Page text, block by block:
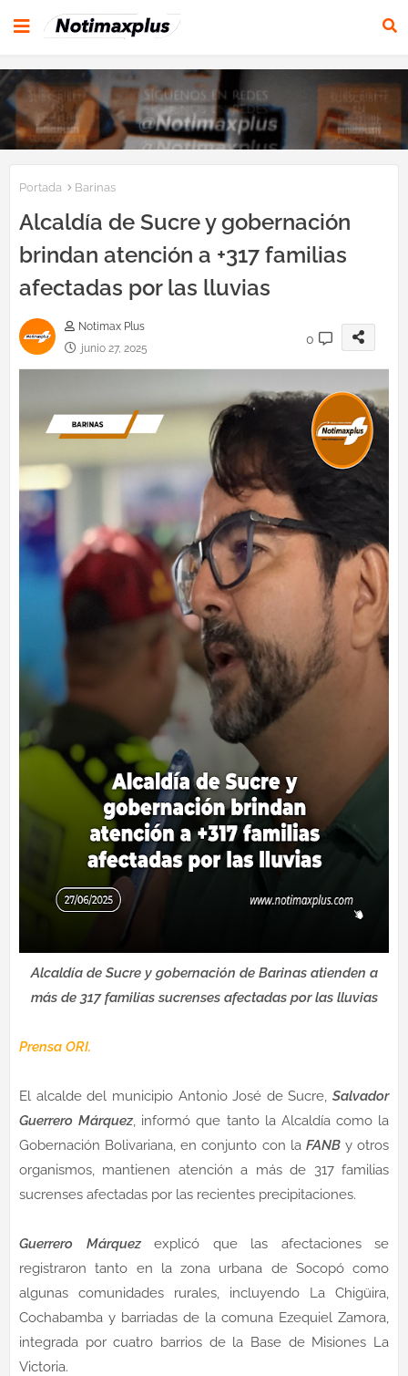
Portada Barinas
Alcaldía de Sucre y gobernación
brindan atención a +317 familias
afectadas por las lluvias
Notimax Plus
junio 27, 2025
0
Alcaldía de Sucre y gobernación de Barinas atienden a
más de 317 familias sucrenses afectadas por las lluvias
Prensa ORI.
El alcalde del municipio Antonio José de Sucre, Salvador
Guerrero Márquez, informó que tanto la Alcaldía como la
Gobernación Bolivariana, en conjunto con la FANBy otros
organismos, mantienen atención a más de 317 familias
sucrenses afectadas por las recientes precipitaciones.
Guerrero Márquezexplicó que las afectaciones se
registraron tanto en la zona urbana de Socopó como
algunas comunidades rurales, incluyendo La Chigüira,
Cochabamba y barriadas de la comuna Ezequiel Zamora,
integrada por cuatro barrios de la Base de Misiones La
Victoria.